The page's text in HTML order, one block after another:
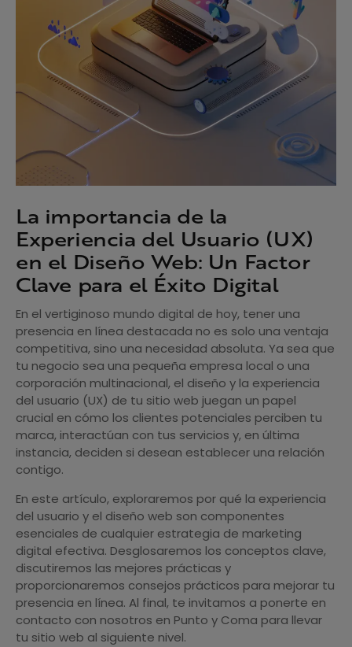
La importancia de la
Experiencia del Usuario (UX)
en el Diseño Web: Un Factor
Clave para el Éxito Digital
En el vertiginoso mundo digital de hoy, tener una
presencia en línea destacada no es solo una ventaja
competitiva, sino una necesidad absoluta. Ya sea que
tu negocio sea una pequeña empresa local o una
corporación multinacional, el diseño y la experiencia
del usuario (UX) de tu sitio web juegan un papel
crucial en cómo los clientes potenciales perciben tu
marca, interactúan con tus servicios y, en última
instancia, deciden si desean establecer una relación
contigo.
En este artículo, exploraremos por qué la experiencia
del usuario y el diseño web son componentes
esenciales de cualquier estrategia de marketing
digital efectiva. Desglosaremos los conceptos clave,
discutiremos las mejores prácticas y
proporcionaremos consejos prácticos para mejorar tu
presencia en línea. Al final, te invitamos a ponerte en
contacto con nosotros en Punto y Coma para llevar
tu sitio web al siguiente nivel.